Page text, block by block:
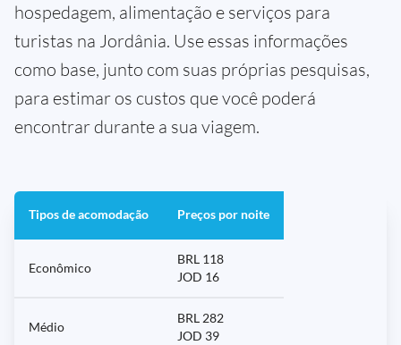
hospedagem, alimentação e serviços para
turistas na Jordânia. Use essas informações
como base, junto com suas próprias pesquisas,
para estimar os custos que você poderá
encontrar durante a sua viagem.
Tipos de acomodação Preços por noite
Econômico
BRL 118
JOD 16
Médio
BRL 282
JOD 39